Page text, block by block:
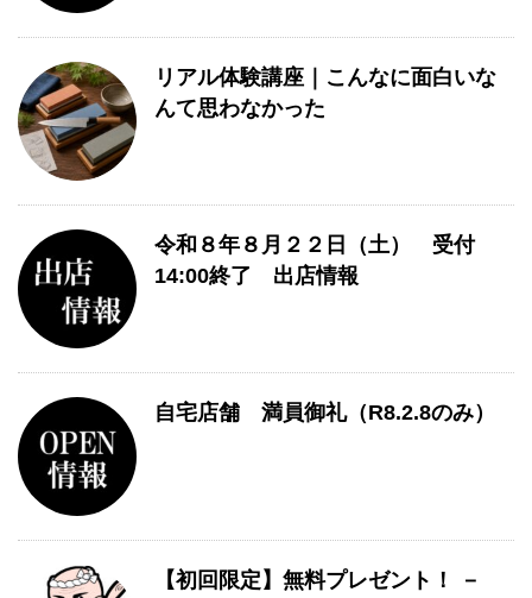
リアル体験講座｜こんなに面白いな
んて思わなかった
令和８年８月２２日（土） 受付
14:00終了 出店情報
自宅店舗 満員御礼（R8.2.8のみ）
【初回限定】無料プレゼント！ －